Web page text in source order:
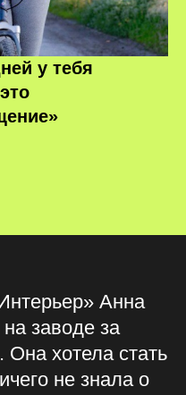
у тебя
Анна
заводе за
хотела стать
не знала о